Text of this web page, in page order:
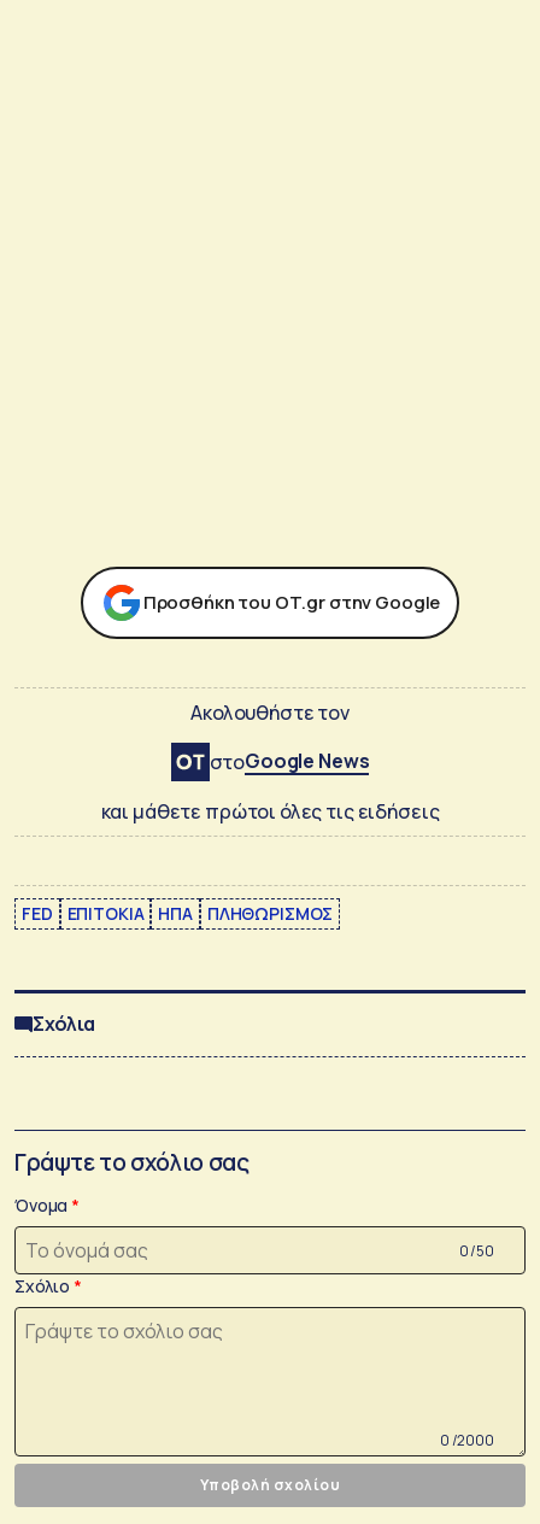
Προσθήκη του ΟΤ.gr στην Google
Ακολουθήστε τον
στοGoogle News
και μάθετε πρώτοι όλες τις ειδήσεις
FED ΕΠΙΤΟΚΙΑ ΗΠΑ ΠΛΗΘΩΡΙΣΜΟΣ
Σχόλια
Γράψτε το σχόλιο σας
Όνομα
0 /50
Σχόλιο
0 /2000
Υποβολή σχολίου